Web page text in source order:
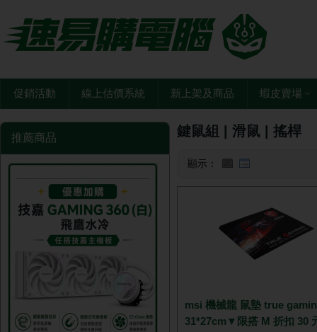
促銷活動 線上估價系統 新上架及商品 蝦皮賣場
推薦商品 鍵鼠組 | 滑鼠 | 搖桿
顯示：
msi 機械龍 鼠墊 true
31*27cm▼限搭 M 折扣 30